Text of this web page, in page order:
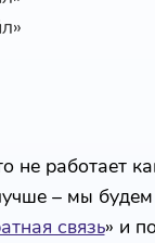
не работает
– мы
связь» и